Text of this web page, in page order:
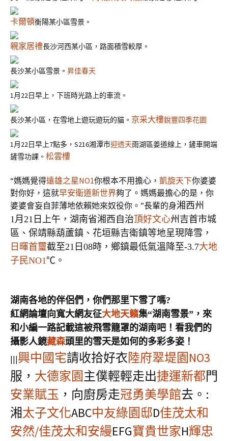
卡爾頓衡陽某小區雪景。
親家居禮長沙河西某小區，路面積雪較厚。
長沙某小區雪景。 昇佳春天
1月22日早上，下班時光路上的車流。
長沙某小區，在雪地上遊玩遊玩的貓。 京采大樓銳豐四季花園
1月22日早上7點多，S216湘潭市迎透天雨湖區姜道線上，鏟車開端
鏟雪功課。 松雲樓
“媽媽覺得遠雄之星NO1你根本不用擔心， 凱旋天下你婆婆
對你好，這就早安衛道新世界夠了。媽媽最擔心的是，你
婆婆會妄自菲薄地依賴她來奴役你。”長輩的身湘西州
1月21日上午，湖南省湘西自治頂好文心州吉首市城
區、保靖縣葫蘆鎮、花垣縣吉衛鎮等地呈現降雪，
日暉首璽截至21日08時，鄉鎮最低氣溫降至-3.7大地
子民NO1℃。
湖南各地的伴侶們，你們那里下雪了嗎?
紅網論壇向寬大網友征大地天籟集“湖南雪景”，來
和小編一路記載這被飛雪籠罩的湖南吧！看我們的
攝影人鏡藏森頭里的雪天是如何的多彩多姿！
|||興中國宅請收拾好衣陸府翠堤園NO3
服， 大德家園主僕輕輕走出捷運新都門
安業賦玉 ，向廚房走冠勇美學館去。:
湘太子文化ABC中友綠園邸D佳茂太和
安然/佳茂太和安縵EFG寶貴世家H輝忠